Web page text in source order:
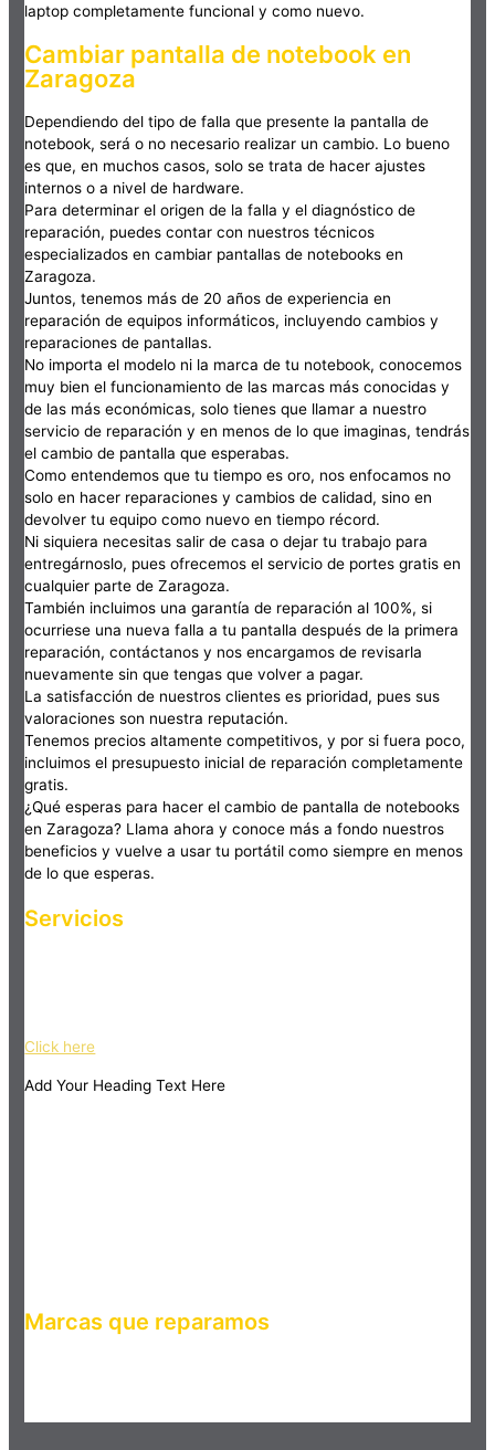
laptop completamente funcional y como nuevo.
Cambiar pantalla de notebook en
Zaragoza
Dependiendo del tipo de falla que presente la pantalla de
notebook, será o no necesario realizar un cambio. Lo bueno
es que, en muchos casos, solo se trata de hacer ajustes
internos o a nivel de hardware.
Para determinar el origen de la falla y el diagnóstico de
reparación, puedes contar con nuestros técnicos
especializados en cambiar pantallas de notebooks en
Zaragoza.
Juntos, tenemos más de 20 años de experiencia en
reparación de equipos informáticos, incluyendo cambios y
reparaciones de pantallas.
No importa el modelo ni la marca de tu notebook, conocemos
muy bien el funcionamiento de las marcas más conocidas y
de las más económicas, solo tienes que llamar a nuestro
servicio de reparación y en menos de lo que imaginas, tendrás
el cambio de pantalla que esperabas.
Como entendemos que tu tiempo es oro, nos enfocamos no
solo en hacer reparaciones y cambios de calidad, sino en
devolver tu equipo como nuevo en tiempo récord.
Ni siquiera necesitas salir de casa o dejar tu trabajo para
entregárnoslo, pues ofrecemos el servicio de portes gratis en
cualquier parte de Zaragoza.
También incluimos una garantía de reparación al 100%, si
ocurriese una nueva falla a tu pantalla después de la primera
reparación, contáctanos y nos encargamos de revisarla
nuevamente sin que tengas que volver a pagar.
La satisfacción de nuestros clientes es prioridad, pues sus
valoraciones son nuestra reputación.
Tenemos precios altamente competitivos, y por si fuera poco,
incluimos el presupuesto inicial de reparación completamente
gratis.
¿Qué esperas para hacer el cambio de pantalla de notebooks
en Zaragoza? Llama ahora y conoce más a fondo nuestros
beneficios y vuelve a usar tu portátil como siempre en menos
de lo que esperas.
Servicios
Click here
Add Your Heading Text Here
Marcas que reparamos